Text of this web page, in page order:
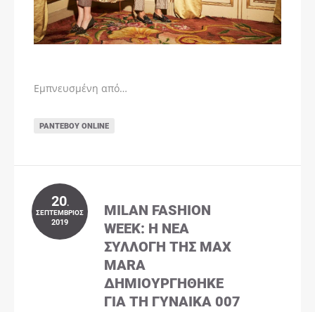
Εμπνευσμένη από…
ΡΑΝΤΕΒΟΎ ONLINE
20.
ΣΕΠΤΈΜΒΡΙΟΣ
2019
MILAN FASHION
WEEK: Η ΝΈΑ
ΣΥΛΛΟΓΉ ΤΗΣ MAX
MARA
ΔΗΜΙΟΥΡΓΉΘΗΚΕ
ΓΙΑ ΤΗ ΓΥΝΑΊΚΑ 007